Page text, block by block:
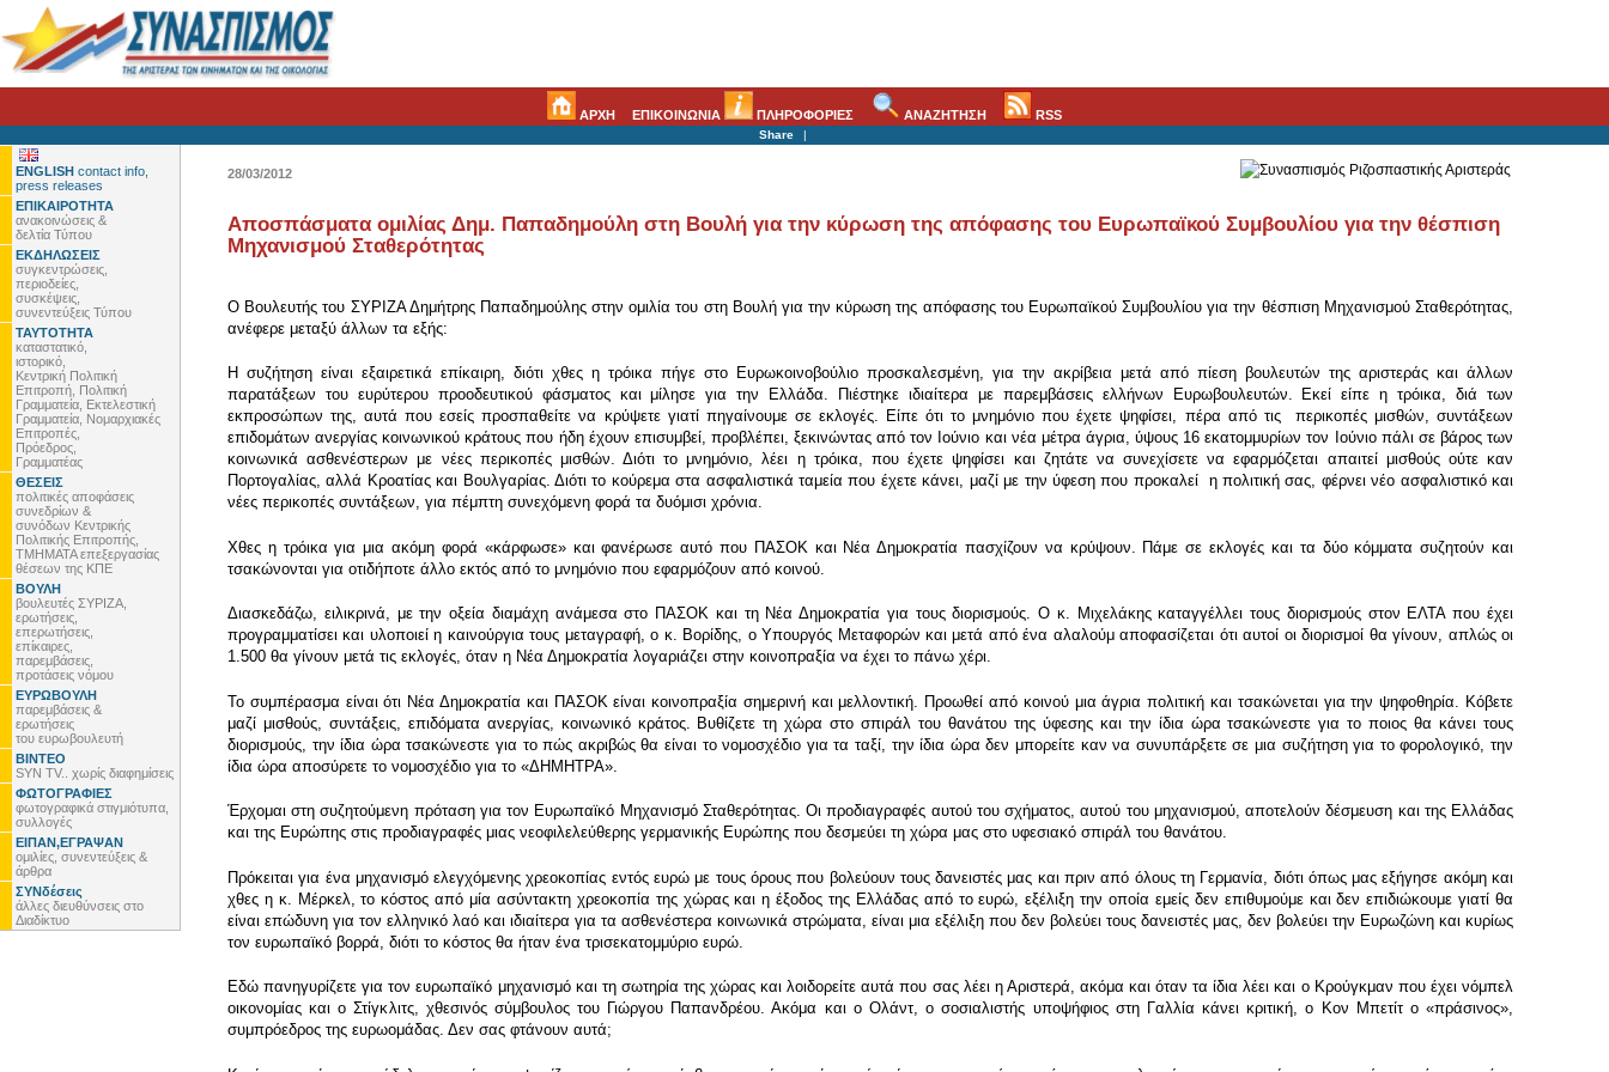
ΑΡΧΗ ΕΠΙΚΟΙΝΩΝΙΑ ΠΛΗΡΟΦΟΡΙΕΣ ΑΝΑΖΗΤΗΣΗ RSS
Share |
ENGLISH contact info,
press releases
ΕΠΙΚΑΙΡΟΤΗΤΑ
ανακοινώσεις &
δελτία Τύπου
ΕΚΔΗΛΩΣΕΙΣ
συγκεντρώσεις,
περιοδείες,
συσκέψεις,
συνεντεύξεις Τύπου
ΤΑΥΤΟΤΗΤΑ
καταστατικό,
ιστορικό,
Κεντρική Πολιτική
Επιτροπή, Πολιτική
Γραμματεία, Εκτελεστική
Γραμματεία, Νομαρχιακές
Επιτροπές,
Πρόεδρος,
Γραμματέας
ΘΕΣΕΙΣ
πολιτικές αποφάσεις
συνεδρίων &
συνόδων Κεντρικής
Πολιτικής Επιτροπής,
ΤΜΗΜΑΤΑ επεξεργασίας
θέσεων της ΚΠΕ
ΒΟΥΛΗ
βουλευτές ΣΥΡΙΖΑ,
ερωτήσεις,
επερωτήσεις,
επίκαιρες,
παρεμβάσεις,
προτάσεις νόμου
ΕΥΡΩΒΟΥΛΗ
παρεμβάσεις &
ερωτήσεις
του ευρωβουλευτή
ΒΙΝΤΕΟ
SYN TV.. χωρίς διαφημίσεις
ΦΩΤΟΓΡΑΦΙΕΣ
φωτογραφικά στιγμιότυπα,
συλλογές
ΕΙΠΑΝ,ΕΓΡΑΨΑΝ
ομιλίες, συνεντεύξεις &
άρθρα
ΣΥΝδέσεις
άλλες διευθύνσεις στο
Διαδίκτυο
28/03/2012
Αποσπάσματα ομιλίας Δημ. Παπαδημούλη στη Βουλή για την κύρωση της απόφασης του Ευρωπαϊκού Συμβουλίου για την θέσπιση
Μηχανισμού Σταθερότητας
Ο Βουλευτής του ΣΥΡΙΖΑ Δημήτρης Παπαδημούλης στην ομιλία του στη Βουλή για την κύρωση της απόφασης του Ευρωπαϊκού Συμβουλίου για την θέσπιση Μηχανισμού Σταθερότητας,
ανέφερε μεταξύ άλλων τα εξής:
Η συζήτηση είναι εξαιρετικά επίκαιρη, διότι χθες η τρόικα πήγε στο Ευρωκοινοβούλιο προσκαλεσμένη, για την ακρίβεια μετά από πίεση βουλευτών της αριστεράς και άλλων
παρατάξεων του ευρύτερου προοδευτικού φάσματος και μίλησε για την Ελλάδα. Πιέστηκε ιδιαίτερα με παρεμβάσεις ελλήνων Ευρωβουλευτών. Εκεί είπε η τρόικα, διά των
εκπροσώπων της, αυτά που εσείς προσπαθείτε να κρύψετε γιατί πηγαίνουμε σε εκλογές. Είπε ότι το μνημόνιο που έχετε ψηφίσει, πέρα από τις περικοπές μισθών, συντάξεων
επιδομάτων ανεργίας κοινωνικού κράτους που ήδη έχουν επισυμβεί, προβλέπει, ξεκινώντας από τον Ιούνιο και νέα μέτρα άγρια, ύψους 16 εκατομμυρίων τον Ιούνιο πάλι σε βάρος των
κοινωνικά ασθενέστερων με νέες περικοπές μισθών. Διότι το μνημόνιο, λέει η τρόικα, που έχετε ψηφίσει και ζητάτε να συνεχίσετε να εφαρμόζεται απαιτεί μισθούς ούτε καν
Πορτογαλίας, αλλά Κροατίας και Βουλγαρίας. Διότι το κούρεμα στα ασφαλιστικά ταμεία που έχετε κάνει, μαζί με την ύφεση που προκαλεί η πολιτική σας, φέρνει νέο ασφαλιστικό και
νέες περικοπές συντάξεων, για πέμπτη συνεχόμενη φορά τα δυόμισι χρόνια.
Χθες η τρόικα για μια ακόμη φορά «κάρφωσε» και φανέρωσε αυτό που ΠΑΣΟΚ και Νέα Δημοκρατία πασχίζουν να κρύψουν. Πάμε σε εκλογές και τα δύο κόμματα συζητούν και
τσακώνονται για οτιδήποτε άλλο εκτός από το μνημόνιο που εφαρμόζουν από κοινού.
Διασκεδάζω, ειλικρινά, με την οξεία διαμάχη ανάμεσα στο ΠΑΣΟΚ και τη Νέα Δημοκρατία για τους διορισμούς. Ο κ. Μιχελάκης καταγγέλλει τους διορισμούς στον ΕΛΤΑ που έχει
προγραμματίσει και υλοποιεί η καινούργια τους μεταγραφή, ο κ. Βορίδης, ο Υπουργός Μεταφορών και μετά από ένα αλαλούμ αποφασίζεται ότι αυτοί οι διορισμοί θα γίνουν, απλώς οι
1.500 θα γίνουν μετά τις εκλογές, όταν η Νέα Δημοκρατία λογαριάζει στην κοινοπραξία να έχει το πάνω χέρι.
Το συμπέρασμα είναι ότι Νέα Δημοκρατία και ΠΑΣΟΚ είναι κοινοπραξία σημερινή και μελλοντική. Προωθεί από κοινού μια άγρια πολιτική και τσακώνεται για την ψηφοθηρία. Κόβετε
μαζί μισθούς, συντάξεις, επιδόματα ανεργίας, κοινωνικό κράτος. Βυθίζετε τη χώρα στο σπιράλ του θανάτου της ύφεσης και την ίδια ώρα τσακώνεστε για το ποιος θα κάνει τους
διορισμούς, την ίδια ώρα τσακώνεστε για το πώς ακριβώς θα είναι το νομοσχέδιο για τα ταξί, την ίδια ώρα δεν μπορείτε καν να συνυπάρξετε σε μια συζήτηση για το φορολογικό, την
ίδια ώρα αποσύρετε το νομοσχέδιο για το «ΔΗΜΗΤΡΑ».
Έρχομαι στη συζητούμενη πρόταση για τον Ευρωπαϊκό Μηχανισμό Σταθερότητας. Οι προδιαγραφές αυτού του σχήματος, αυτού του μηχανισμού, αποτελούν δέσμευση και της Ελλάδας
και της Ευρώπης στις προδιαγραφές μιας νεοφιλελεύθερης γερμανικής Ευρώπης που δεσμεύει τη χώρα μας στο υφεσιακό σπιράλ του θανάτου.
Πρόκειται για ένα μηχανισμό ελεγχόμενης χρεοκοπίας εντός ευρώ με τους όρους που βολεύουν τους δανειστές μας και πριν από όλους τη Γερμανία, διότι όπως μας εξήγησε ακόμη και
χθες η κ. Μέρκελ, το κόστος από μία ασύντακτη χρεοκοπία της χώρας και η έξοδος της Ελλάδας από το ευρώ, εξέλιξη την οποία εμείς δεν επιθυμούμε και δεν επιδιώκουμε γιατί θα
είναι επώδυνη για τον ελληνικό λαό και ιδιαίτερα για τα ασθενέστερα κοινωνικά στρώματα, είναι μια εξέλιξη που δεν βολεύει τους δανειστές μας, δεν βολεύει την Ευρωζώνη και κυρίως
τον ευρωπαϊκό βορρά, διότι το κόστος θα ήταν ένα τρισεκατομμύριο ευρώ.
Εδώ πανηγυρίζετε για τον ευρωπαϊκό μηχανισμό και τη σωτηρία της χώρας και λοιδορείτε αυτά που σας λέει η Αριστερά, ακόμα και όταν τα ίδια λέει και ο Κρούγκμαν που έχει νόμπελ
οικονομίας και ο Στίγκλιτς, χθεσινός σύμβουλος του Γιώργου Παπανδρέου. Ακόμα και ο Ολάντ, ο σοσιαλιστής υποψήφιος στη Γαλλία κάνει κριτική, ο Κον Μπετίτ ο «πράσινος»,
συμπρόεδρος της ευρωομάδας. Δεν σας φτάνουν αυτά;